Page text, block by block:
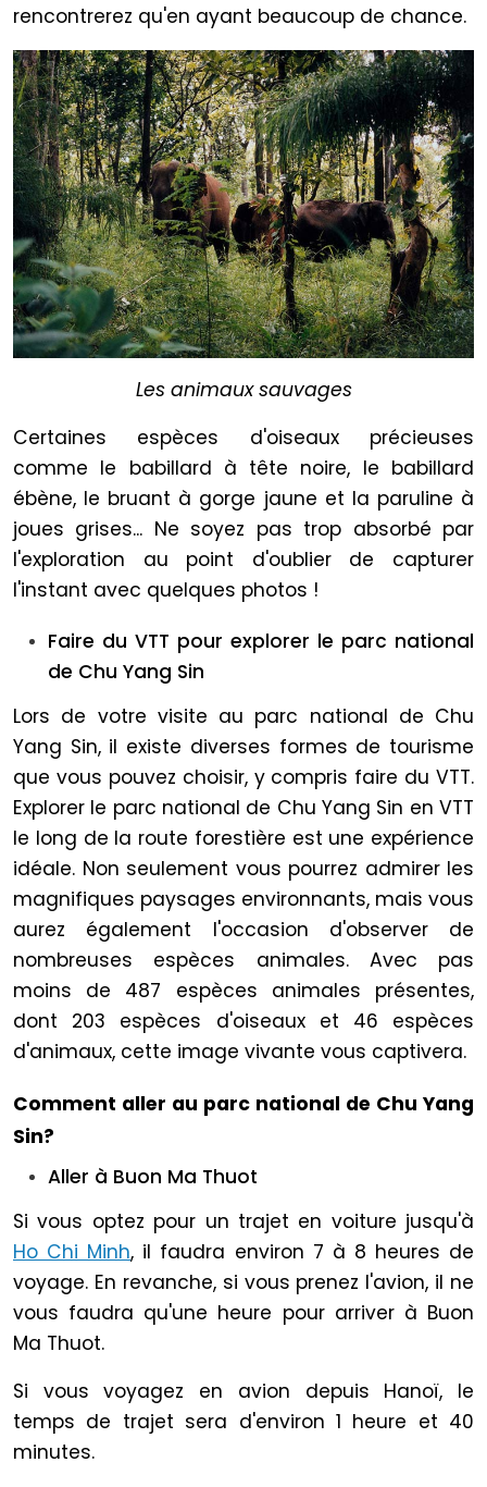
rencontrerez qu'en ayant beaucoup de chance.
Les animaux sauvages
Certaines espèces d'oiseaux précieuses
comme le babillard à tête noire, le babillard
ébène, le bruant à gorge jaune et la paruline à
joues grises... Ne soyez pas trop absorbé par
l'exploration au point d'oublier de capturer
l'instant avec quelques photos !
Faire du VTT pour explorer le parc national
de Chu Yang Sin
Lors de votre visite au parc national de Chu
Yang Sin, il existe diverses formes de tourisme
que vous pouvez choisir, y compris faire du VTT.
Explorer le parc national de Chu Yang Sin en VTT
le long de la route forestière est une expérience
idéale. Non seulement vous pourrez admirer les
magnifiques paysages environnants, mais vous
aurez également l'occasion d'observer de
nombreuses espèces animales. Avec pas
moins de 487 espèces animales présentes,
dont 203 espèces d'oiseaux et 46 espèces
d'animaux, cette image vivante vous captivera.
Comment aller au parc national de Chu Yang
Sin?
Aller à Buon Ma Thuot
Si vous optez pour un trajet en voiture jusqu'à
Ho Chi Minh, il faudra environ 7 à 8 heures de
voyage. En revanche, si vous prenez l'avion, il ne
vous faudra qu'une heure pour arriver à Buon
Ma Thuot.
Si vous voyagez en avion depuis Hanoï, le
temps de trajet sera d'environ 1 heure et 40
minutes.